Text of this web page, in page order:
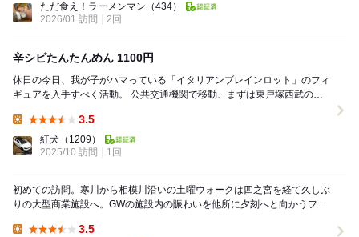
ただ食え！ラーメンマン （434）
2026/01 訪問
2回
辛シビたんたんめん 1100円
休日の今日、我が子がハマっている「イタリアンブレインロット」のフィ
ギュアを入手すべく活動。 公共交通機関で移動、まずは東戸塚西武のヴ
3.5
紅犬 （1209）
2025/10 訪問
1回
初めての訪問。寒川から相模川沿いの土曜ウォークは四之宮を経て久しぶ
りの大型商業施設へ。GWの施設内の賑わいを他所に夕刻へと向かうフー
3.5